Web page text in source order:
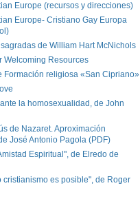
Europe (recursos y direcciones)
Europe- Cristiano Gay Europa
sagradas de William Hart McNichols
Welcoming Resources
Formación religiosa «San Cipriano»
la homosexualidad, de John
de Nazaret. Aproximación
José Antonio Pagola (PDF)
Espiritual", de Elredo de
cristianismo es posible", de Roger